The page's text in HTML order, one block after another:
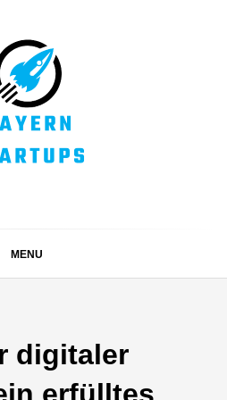
MENU
digitaler